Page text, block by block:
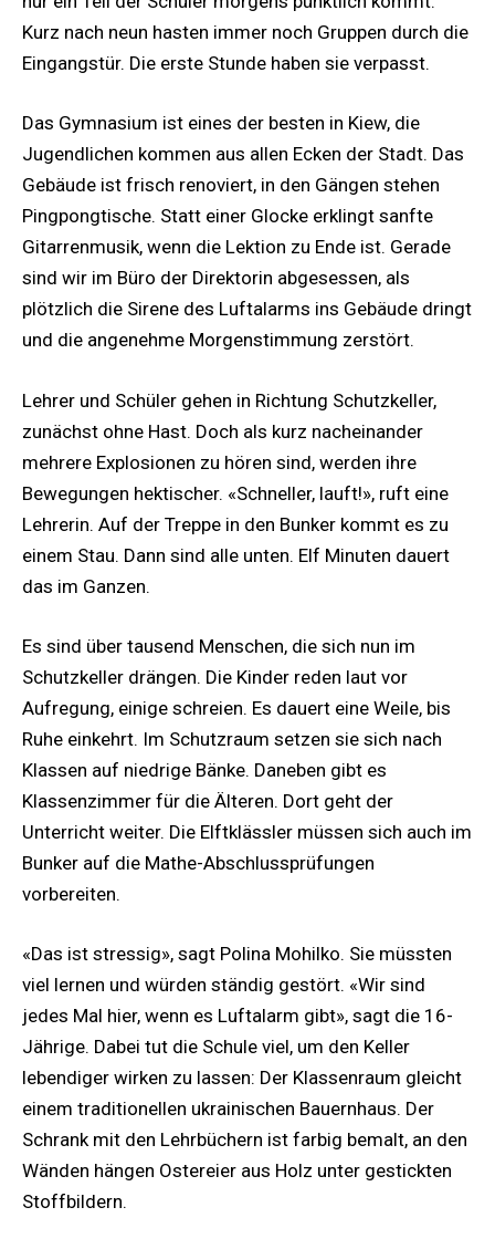
Kurz nach neun hasten immer noch Gruppen durch die
Eingangstür. Die erste Stunde haben sie verpasst.
Das Gymnasium ist eines der besten in Kiew, die
Jugendlichen kommen aus allen Ecken der Stadt. Das
Gebäude ist frisch renoviert, in den Gängen stehen
Pingpongtische. Statt einer Glocke erklingt sanfte
Gitarrenmusik, wenn die Lektion zu Ende ist. Gerade
sind wir im Büro der Direktorin abgesessen, als
plötzlich die Sirene des Luftalarms ins Gebäude dringt
und die angenehme Morgenstimmung zerstört.
Lehrer und Schüler gehen in Richtung Schutzkeller,
zunächst ohne Hast. Doch als kurz nacheinander
mehrere Explosionen zu hören sind, werden ihre
Bewegungen hektischer. «Schneller, lauft!», ruft eine
Lehrerin. Auf der Treppe in den Bunker kommt es zu
einem Stau. Dann sind alle unten. Elf Minuten dauert
das im Ganzen.
Es sind über tausend Menschen, die sich nun im
Schutzkeller drängen. Die Kinder reden laut vor
Aufregung, einige schreien. Es dauert eine Weile, bis
Ruhe einkehrt. Im Schutzraum setzen sie sich nach
Klassen auf niedrige Bänke. Daneben gibt es
Klassenzimmer für die Älteren. Dort geht der
Unterricht weiter. Die Elftklässler müssen sich auch im
Bunker auf die Mathe-Abschlussprüfungen
vorbereiten.
«Das ist stressig», sagt Polina Mohilko. Sie müssten
viel lernen und würden ständig gestört. «Wir sind
jedes Mal hier, wenn es Luftalarm gibt», sagt die 16-
Jährige. Dabei tut die Schule viel, um den Keller
lebendiger wirken zu lassen: Der Klassenraum gleicht
einem traditionellen ukrainischen Bauernhaus. Der
Schrank mit den Lehrbüchern ist farbig bemalt, an den
Wänden hängen Ostereier aus Holz unter gestickten
Stoffbildern.